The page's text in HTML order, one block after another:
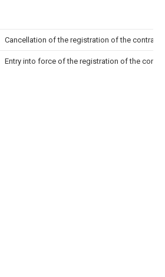
Cancellation of the registration of the
Entry into force of the registration of the